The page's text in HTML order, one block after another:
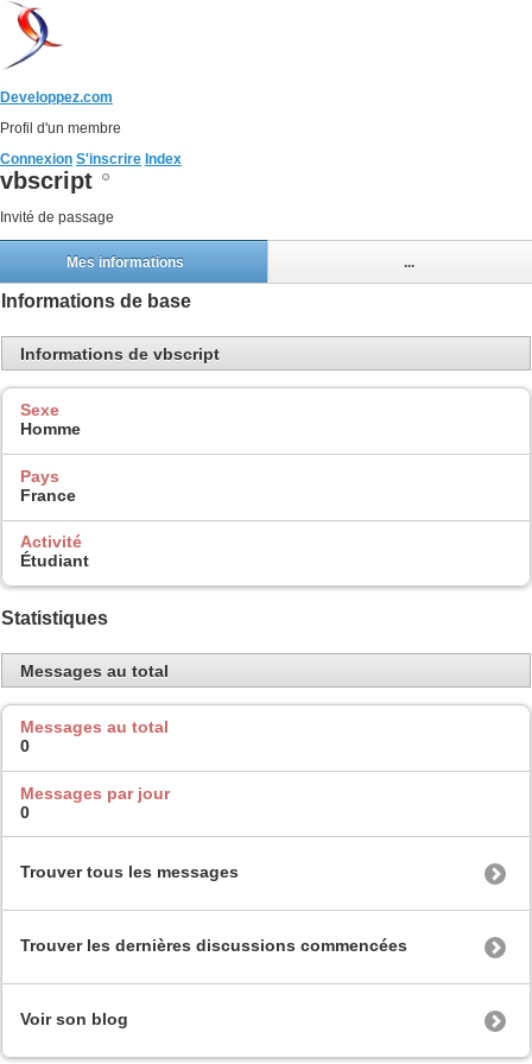
Developpez.com
Profil d'un membre
Connexion S'inscrire Index
vbscript
Invité de passage
Mes informations ...
Informations de base
Informations de vbscript
Sexe
Homme
Pays
France
Activité
Étudiant
Statistiques
Messages au total
Messages au total
0
Messages par jour
0
Trouver tous les messages
Trouver les dernières discussions commencées
Voir son blog